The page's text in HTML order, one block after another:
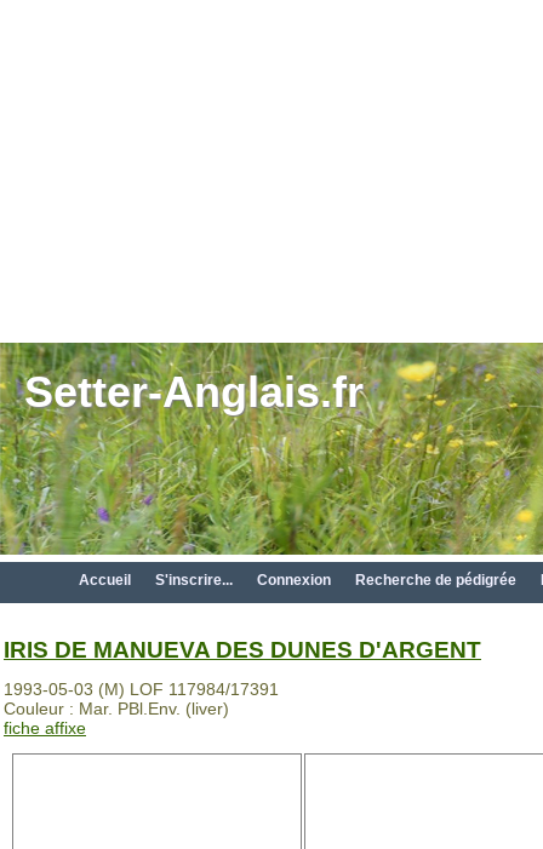
Setter-Anglais.fr
Accueil S'inscrire... Connexion Recherche de pédigrée
IRIS DE MANUEVA DES DUNES D'ARGENT
1993-05-03 (M) LOF 117984/17391
Couleur : Mar. PBl.Env. (liver)
fiche affixe